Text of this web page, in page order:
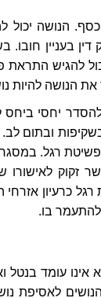
הנושה יכול
בעניין
להגיש
הנושה להיות
יחסי
ובתום
רגל.
זקוק
כרעיון אזרחי
להתעמר בו.
עומד בנטל
לאסיפת